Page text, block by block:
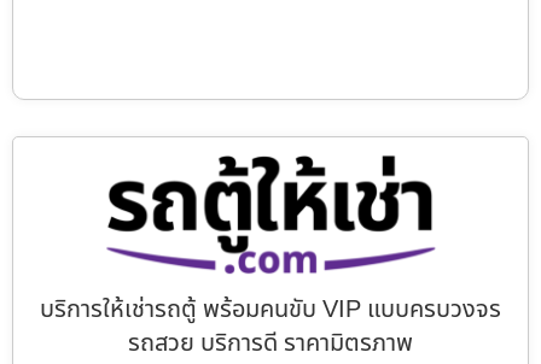
บริการให้เช่ารถตู้ พร้อมคนขับ VIP แบบครบวงจร
รถสวย บริการดี ราคามิตรภาพ